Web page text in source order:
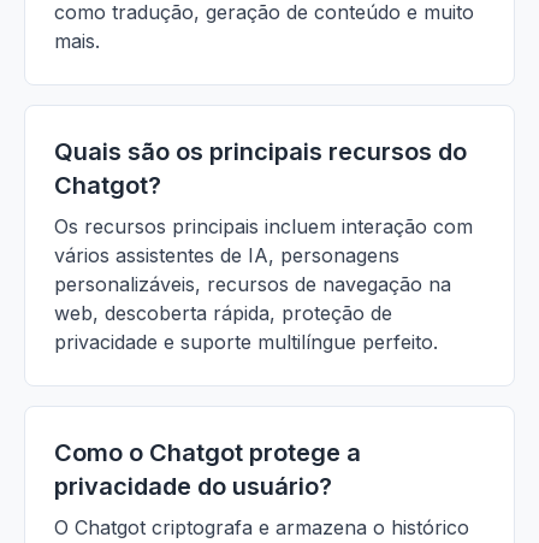
como tradução, geração de conteúdo e muito
mais.
Quais são os principais recursos do
Chatgot?
Os recursos principais incluem interação com
vários assistentes de IA, personagens
personalizáveis, recursos de navegação na
web, descoberta rápida, proteção de
privacidade e suporte multilíngue perfeito.
Como o Chatgot protege a
privacidade do usuário?
O Chatgot criptografa e armazena o histórico